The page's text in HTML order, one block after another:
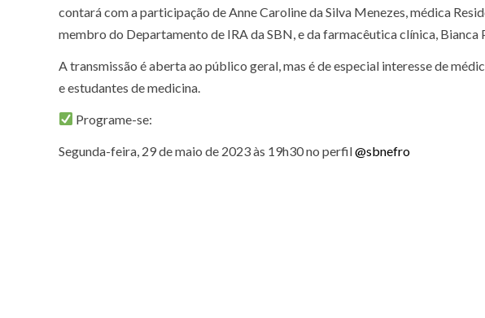
contará com a participação de Anne Caroline da Silva Menezes, médica
membro do Departamento de IRA da SBN, e da farmacêutica clínica, Bianca
A transmissão é aberta ao público geral, mas é de especial interesse de
e estudantes de medicina.
Programe-se:
Segunda-feira, 29 de maio de 2023 às 19h30 no perfil@sbnefro